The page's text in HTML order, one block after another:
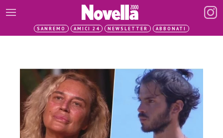
SANREMO AMICI 24 NEWSLETTER ABBONATI